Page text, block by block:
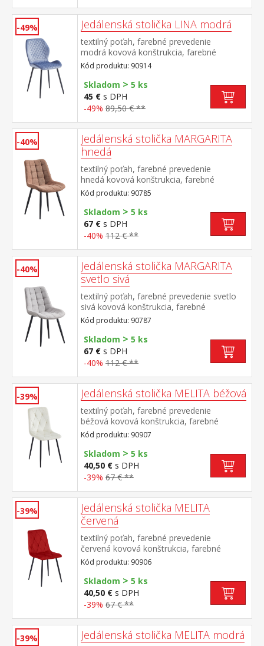
-49% Jedálenská stolička LINA modrá
textilný poťah, farebné prevedenie
modrá kovová konštrukcia, farebné
prevedenie čierna výška sedu 50
cm odporúčaná nosnosť do 120 kg
Kód produktu: 90914
Skladom > 5 ks
45 € s DPH
-49% 89,50 € **
-40%
Jedálenská stolička MARGARITA
hnedá
textilný poťah, farebné prevedenie
hnedá kovová konštrukcia, farebné
prevedenie čierna výška sedu 49
cm odporúčaná nosnosť do 130 kg
Kód produktu: 90785
Skladom > 5 ks
67 € s DPH
-40% 112 € **
-40%
Jedálenská stolička MARGARITA
svetlo sivá
textilný poťah, farebné prevedenie svetlo
sivá kovová konštrukcia, farebné
prevedenie čierna výška sedu 49
cm odporúčaná nosnosť do 130 kg
Kód produktu: 90787
Skladom > 5 ks
67 € s DPH
-40% 112 € **
-39% Jedálenská stolička MELITA béžová
textilný poťah, farebné prevedenie
béžová kovová konštrukcia, farebné
prevedenie čierna výška sedu 50
cm odporúčaná nosnosť do 120 kg
Kód produktu: 90907
Skladom > 5 ks
40,50 € s DPH
-39% 67 € **
-39%
Jedálenská stolička MELITA
červená
textilný poťah, farebné prevedenie
červená kovová konštrukcia, farebné
prevedenie čierna výška sedu 50
cm odporúčaná nosnosť do 120 kg
Kód produktu: 90906
Skladom > 5 ks
40,50 € s DPH
-39% 67 € **
-39% Jedálenská stolička MELITA modrá